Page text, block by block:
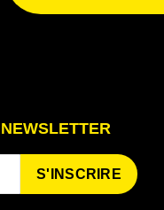
S'INSCRIRE